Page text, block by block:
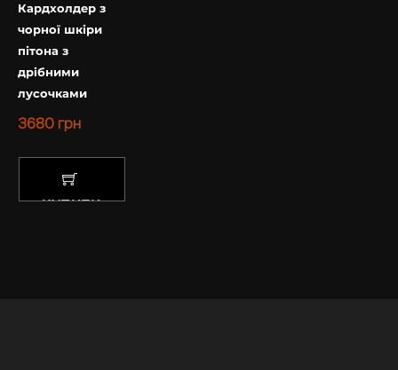
Кардхолдер з
чорної шкіри
пітона з
дрібними
лусочками
3680 грн
КУПИТИ